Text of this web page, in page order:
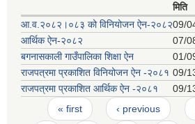
मिति
आ.व.२०८२।०८३ को विनियोजन ऐन-२०८२09/
आर्थिक ऐन-२०८२
07/
बगनासकाली गाउँपालिका शिक्षा ऐन
01/
राजपत्रमा प्रकाशित विनियोजन ऐन -२०८१ 09/
राजपत्रमा प्रकाशित आर्थिक ऐन -२०८१
09/
Pages
« first ‹ previous